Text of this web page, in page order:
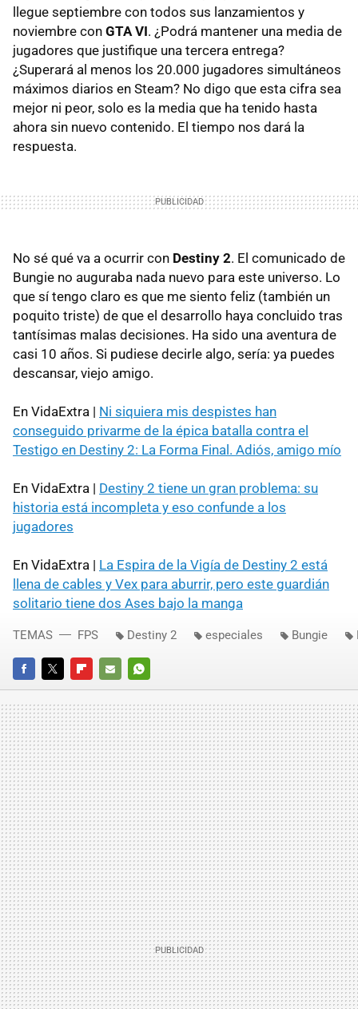
llegue septiembre con todos sus lanzamientos y
noviembre con GTA VI. ¿Podrá mantener una media de
jugadores que justifique una tercera entrega?
¿Superará al menos los 20.000 jugadores simultáneos
máximos diarios en Steam? No digo que esta cifra sea
mejor ni peor, solo es la media que ha tenido hasta
ahora sin nuevo contenido. El tiempo nos dará la
respuesta.
No sé qué va a ocurrir con Destiny 2. El comunicado de
Bungie no auguraba nada nuevo para este universo. Lo
que sí tengo claro es que me siento feliz (también un
poquito triste) de que el desarrollo haya concluido tras
tantísimas malas decisiones. Ha sido una aventura de
casi 10 años. Si pudiese decirle algo, sería: ya puedes
descansar, viejo amigo.
En VidaExtra | Ni siquiera mis despistes han
conseguido privarme de la épica batalla contra el
Testigo en Destiny 2: La Forma Final. Adiós, amigo mío
En VidaExtra | Destiny 2 tiene un gran problema: su
historia está incompleta y eso confunde a los
jugadores
En VidaExtra | La Espira de la Vigía de Destiny 2 está
llena de cables y Vex para aburrir, pero este guardián
solitario tiene dos Ases bajo la manga
FACEBOOKTWITTERFLIPBOARD
E-
MAIL
WHATSAPP
TEMAS FPS Destiny 2 especiales Bungie